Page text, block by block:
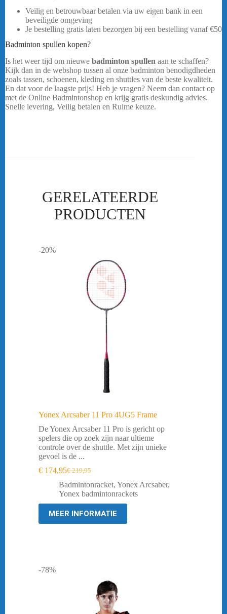
Veilig en betrouwbaar betalen via uw eigen bank in een
beveiligde omgeving
Je bestelling gratis laten bezorgen bij een bestelling vanaf€50
Badminton spullen kopen?
Is het weer tijd om nieuwe badminton spullen aan te schaffen?
Kijk dan in de webshop tussen al onze badminton benodigdheden
zoals tassen, schoenen, kleding en shuttles van de beste kwaliteit.
En dat voor de laagste prijs! Heb je vragen? Neem dan contact op
met de Online Badmintonshop en krijg gratis deskundig advies.
Snelle levering, Veilig betalen en Ruime keuze.
GERELATEERDE
PRODUCTEN
-20%
Yonex Arcsaber 11 Pro 4UG5 Frame
De Yonex Arcsaber 11 Pro is gericht op
spelers die op zoek zijn naar ultieme
controle over de shuttle. Met zijn unieke
gevoel is de ...
€219,95
Oorspronkelijke
prijs
was:
€ 219,95.
€ 174,95Huidige
prijs
is:
€ 174,95.
Badmintonracket, Yonex Arcsaber,
Yonex badmintonrackets
MEER INFORMATIE
-78%